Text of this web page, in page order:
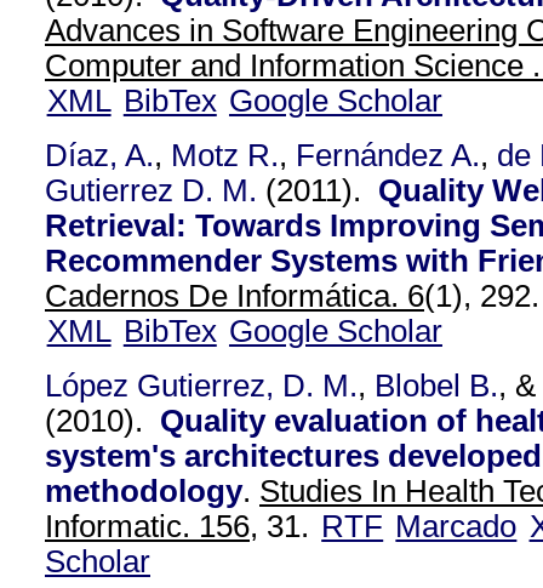
Advances in Software Engineering
Computer and Information Science
XML BibTex Google Scholar
Díaz, A., Motz R., Fernández A., de
Gutierrez D. M. (2011). Quality
Retrieval: Towards Improving
Recommender Systems with
Cadernos De Informática. 6(1), 292.
XML BibTex Google Scholar
López Gutierrez, D. M., Blobel B., &
(2010). Quality evaluation of
system's architectures
methodology. Studies In Health
Informatic. 156, 31. RTF Marcado
Scholar